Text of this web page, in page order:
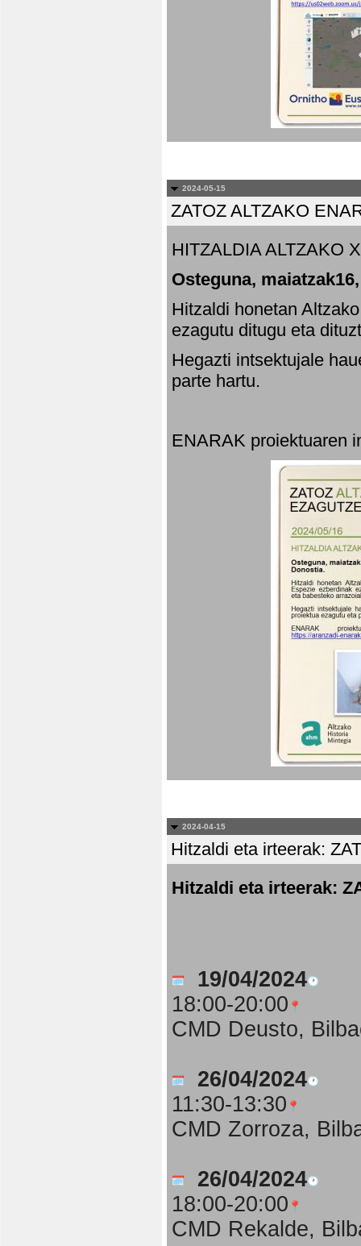
2024-05-15
ZATOZ ALTZAKO
HITZALDIA ALTZAKO
Osteguna,
Hitzaldi honetan
ezagutu ditugu eta
Hegazti intsektujale
parte hartu.
ENARAK proiektuaren
2024-04-15
Hitzaldi eta irteerak:
Hitzaldi eta irteerak:
19/04/2024
18:00-20:00
CMD Deusto,
26/04/2024
11:30-13:30
CMD Zorroza,
26/04/2024
18:00-20:00
CMD Rekalde,